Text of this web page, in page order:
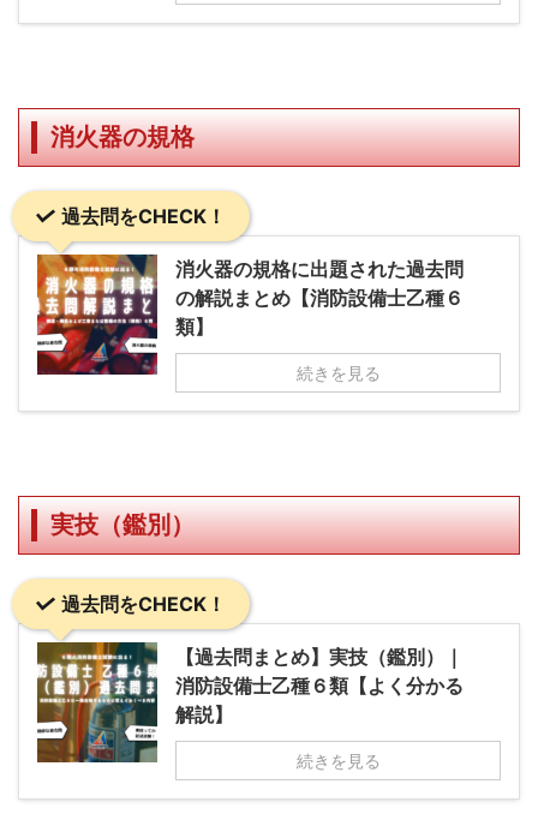
消火器の規格
過去問をCHECK！
消火器の規格に出題された過去問
の解説まとめ【消防設備士乙種６
類】
続きを見る
実技（鑑別）
過去問をCHECK！
【過去問まとめ】実技（鑑別）｜
消防設備士乙種６類【よく分かる
解説】
続きを見る